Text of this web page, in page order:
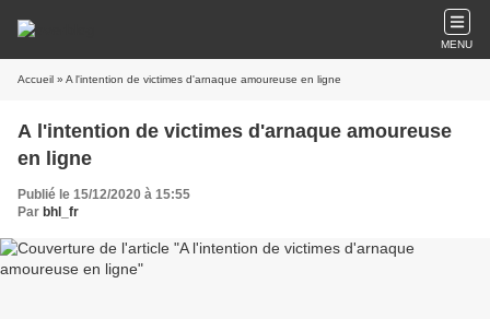
MENU
Accueil » A l'intention de victimes d'arnaque amoureuse en ligne
A l'intention de victimes d'arnaque amoureuse
en ligne
Publié le 15/12/2020 à 15:55
Par bhl_fr